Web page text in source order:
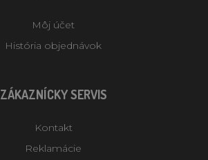
Môj účet
História objednávok
ZÁKAZNÍCKY SERVIS
Kontakt
Reklamácie